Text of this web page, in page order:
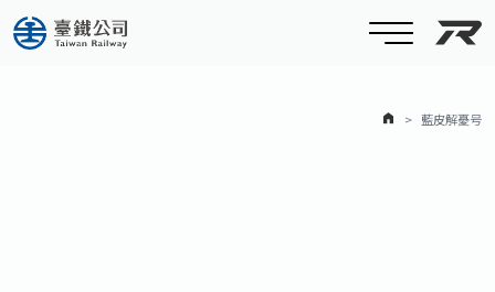
台
ホーム藍皮解憂号